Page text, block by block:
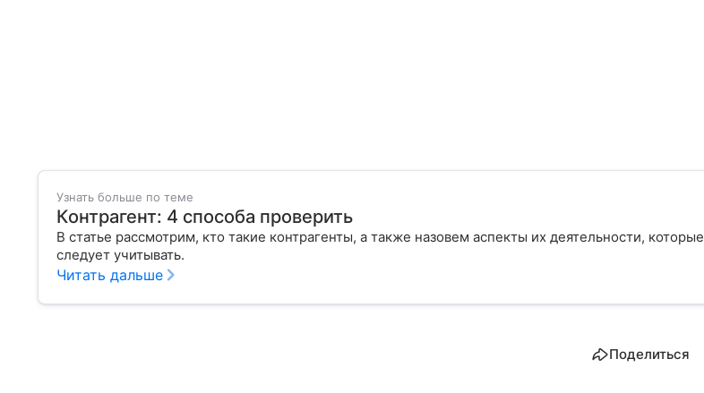
Узнать больше по теме
Контрагент: 4 способа проверить
В статье рассмотрим, кто такие контрагенты, а также назовем аспекты их деятельности, которые
следует учитывать.
Читать дальше
Поделиться